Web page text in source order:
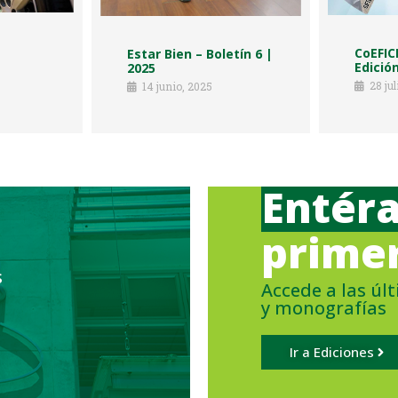
Estar Bien – Boletín 6 |
2025
14 junio, 2025 28
Accede a las
y monografías
Ir a Ediciones